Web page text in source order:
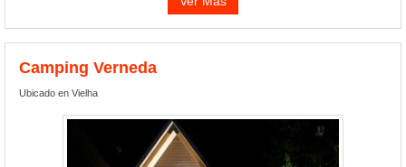
Camping Verneda
Ubicado en Vielha